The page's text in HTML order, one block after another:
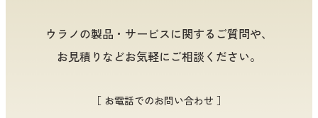
ウラノの製品・サービスに関するご質問や、
お見積りなどお気軽にご相談ください。
［ お電話でのお問い合わせ ］